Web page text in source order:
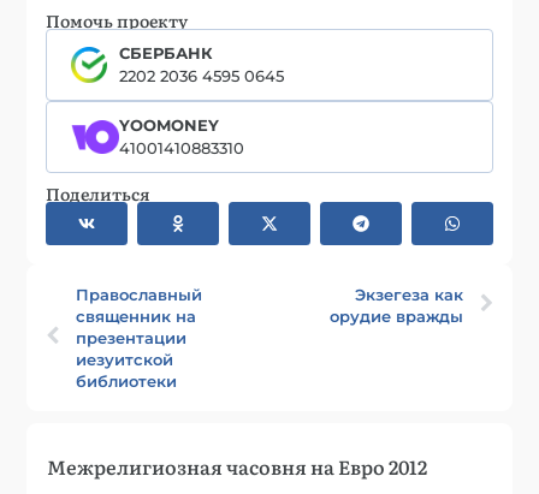
Помочь проекту
СБЕРБАНК
2202 2036 4595 0645
YOOMONEY
41001410883310
Поделиться
Православный
священник на
презентации
иезуитской
библиотеки
Экзегеза как
орудие вражды
Межрелигиозная часовня на Евро 2012